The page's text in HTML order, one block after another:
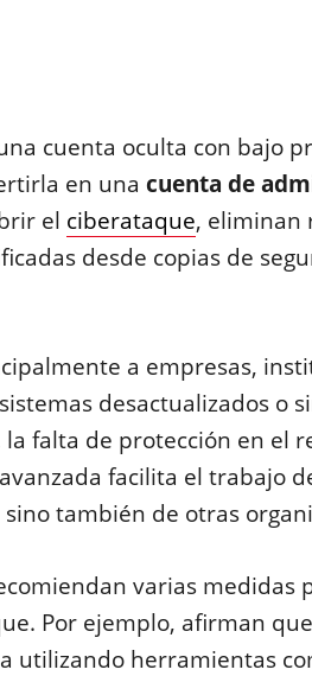
cuenta oculta con bajo
en una cuenta de
el ciberataque, eliminan
desde copias de
a empresas,
desactualizados o
falta de protección en el
facilita el trabajo
también de otras
varias medidas
Por ejemplo, afirman
utilizando herramientas